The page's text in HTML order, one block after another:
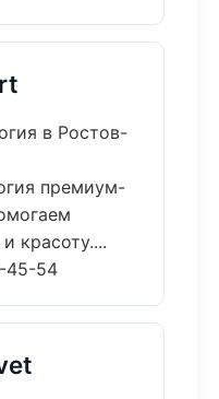
в Ростов-
премиум-
красоту....
45-54